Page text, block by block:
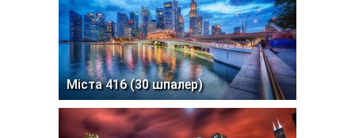
Міста 416 (30 шпалер)